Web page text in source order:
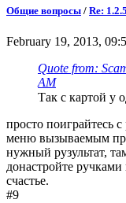
Общие вопросы / Re:
February 19, 2013,
Quote from:
AM
Так с картой у
просто поиграйтесь
меню вызываемым
нужный рузультат,
донастройте
счастье.
#9